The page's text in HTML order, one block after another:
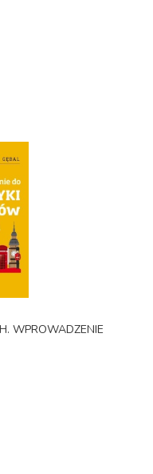
WPROWADZENIE